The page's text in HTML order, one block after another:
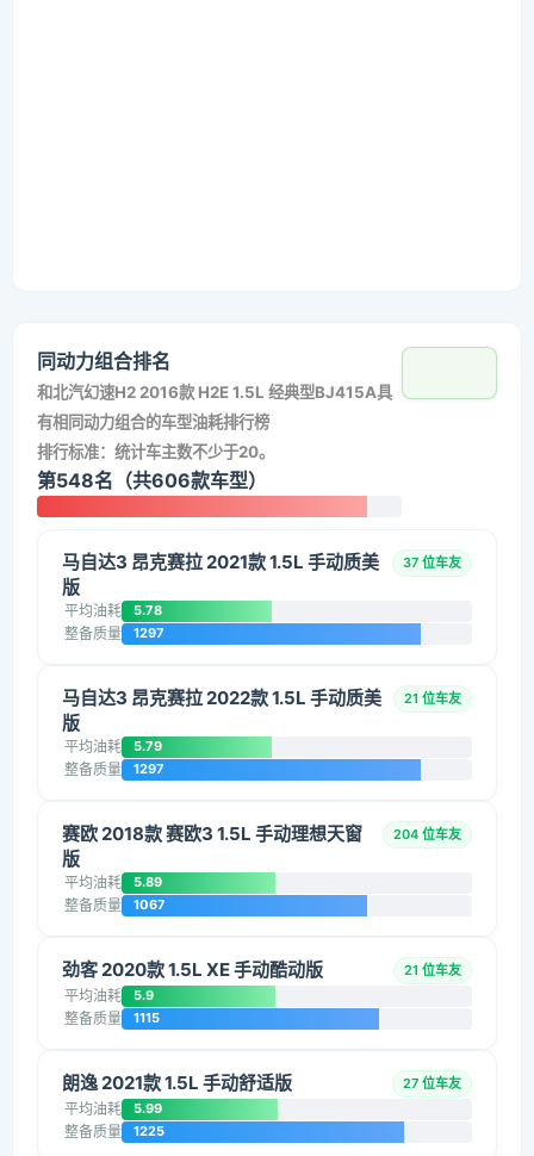
同动力组合排名
和北汽幻速H2 2016款 H2E 1.5L 经典型BJ415A具
有相同动力组合的车型油耗排行榜
排行标准：统计车主数不少于20。
第548名（共606款车型）
马自达3 昂克赛拉 2021款 1.5L 手动质美
版
37 位车友
平均油耗 5.78
整备质量 1297
马自达3 昂克赛拉 2022款 1.5L 手动质美
版
21 位车友
平均油耗 5.79
整备质量 1297
赛欧 2018款 赛欧3 1.5L 手动理想天窗
版
204 位车友
平均油耗 5.89
整备质量 1067
劲客 2020款 1.5L XE 手动酷动版 21 位车友
平均油耗 5.9
整备质量 1115
朗逸 2021款 1.5L 手动舒适版 27 位车友
平均油耗 5.99
整备质量 1225